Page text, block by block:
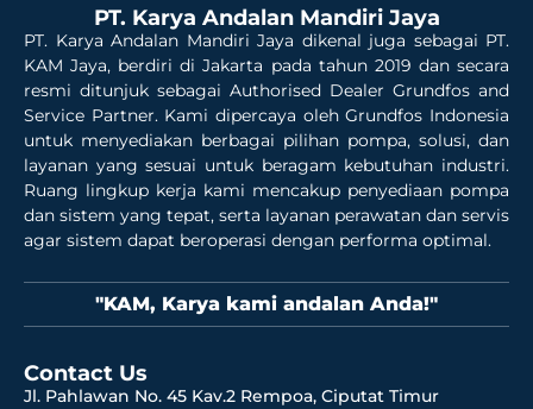
PT. Karya Andalan Mandiri Jaya
PT. Karya Andalan Mandiri Jaya dikenal juga sebagai PT.
KAM Jaya, berdiri di Jakarta pada tahun 2019 dan secara
resmi ditunjuk sebagai Authorised Dealer Grundfos and
Service Partner. Kami dipercaya oleh Grundfos Indonesia
untuk menyediakan berbagai pilihan pompa, solusi, dan
layanan yang sesuai untuk beragam kebutuhan industri.
Ruang lingkup kerja kami mencakup penyediaan pompa
dan sistem yang tepat, serta layanan perawatan dan servis
agar sistem dapat beroperasi dengan performa optimal.
"KAM, Karya kami andalan Anda!"
Contact Us
Jl. Pahlawan No. 45 Kav.2 Rempoa, Ciputat Timur